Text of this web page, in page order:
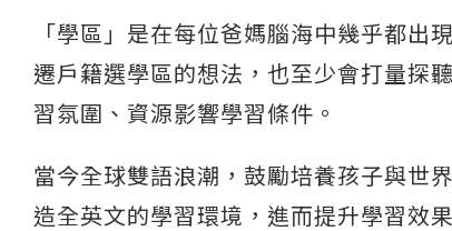
「學區」是在每位爸媽腦海中幾乎都
遷戶籍選學區的想法，也至少會打量探
習氛圍、資源影響學習條件。
當今全球雙語浪潮，鼓勵培養孩子與世
造全英文的學習環境，進而提升學習效